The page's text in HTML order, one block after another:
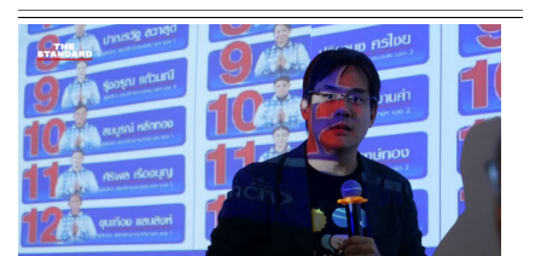
เครื่องในแบบฉบับ Saole